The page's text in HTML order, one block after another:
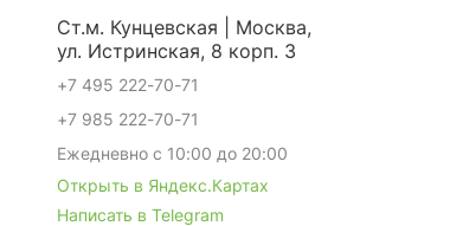
Ст.м. Кунцевская | Москва,
ул. Истринская, 8 корп. 3
+7 495 222-70-71
+7 985 222-70-71
Ежедневно с 10:00 до 20:00
Открыть в Яндекс.Картах
Написать в Telegram